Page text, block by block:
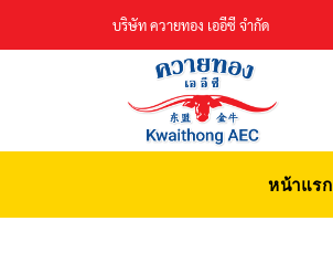
บริษัท ควายทอง เออีซี จำกัด
หน้าแรก